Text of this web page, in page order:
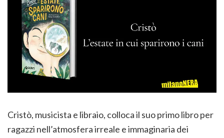
Cristò, musicista e libraio, colloca il suo primo libro per
ragazzi nell’atmosfera irreale e immaginaria dei